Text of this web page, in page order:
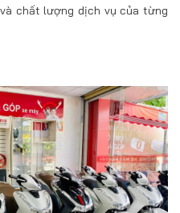
chất lượng dịch vụ của từng